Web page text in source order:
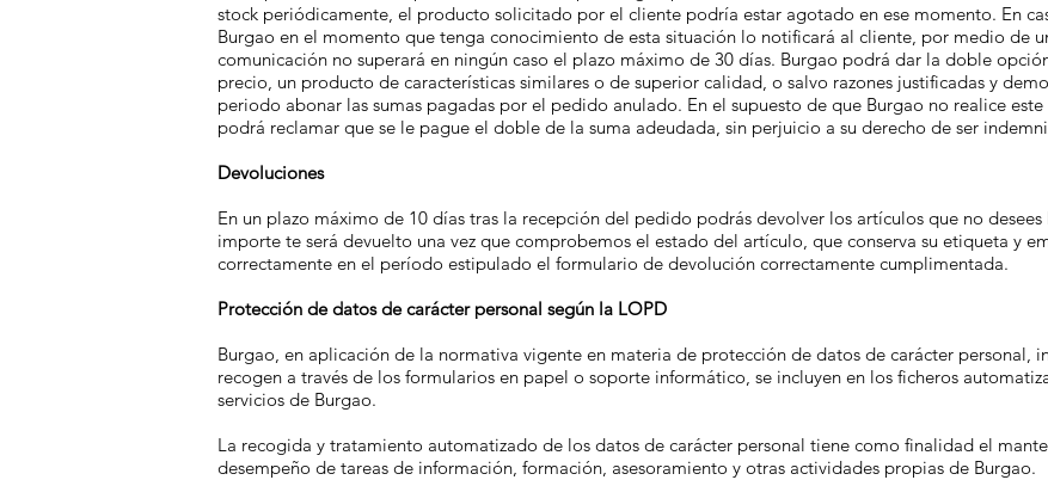
stock periódicamente, el producto solicitado por el cliente podría estar agotado en ese momento. En
Burgao en el momento que tenga conocimiento de esta situación lo notificará al cliente, por medio de
comunicación no superará en ningún caso el plazo máximo de 30 días. Burgao podrá dar la doble
precio, un producto de características similares o de superior calidad, o salvo razones justificadas y
periodo abonar las sumas pagadas por el pedido anulado. En el supuesto de que Burgao no realice
podrá reclamar que se le pague el doble de la suma adeudada, sin perjuicio a su derecho de ser
Devoluciones
En un plazo máximo de 10 días tras la recepción del pedido podrás devolver los artículos que no
importe te será devuelto una vez que comprobemos el estado del artículo, que conserva su etiqueta y
correctamente en el período estipulado el formulario de devolución correctamente cumplimentada.
Protección de datos de carácter personal según la LOPD
Burgao, en aplicación de la normativa vigente en materia de protección de datos de carácter personal,
recogen a través de los formularios en papel o soporte informático, se incluyen en los ficheros
servicios de Burgao.
La recogida y tratamiento automatizado de los datos de carácter personal tiene como finalidad el
desempeño de tareas de información, formación, asesoramiento y otras actividades propias de Burgao.